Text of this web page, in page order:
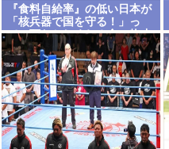
『食料自給率』の低い日本が
「核兵器で国を守る！」っ
て、頭おかしくね？食べ物止
められたら終わりじゃん